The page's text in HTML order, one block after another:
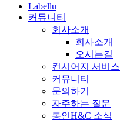
Labellu
커뮤니티
회사소개
회사소개
오시는길
컨시어지 서비스
커뮤니티
문의하기
자주하는 질문
통인H&C 소식